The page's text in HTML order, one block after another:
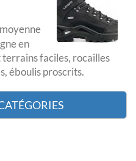
en
faciles, rocailles
éboulis proscrits.